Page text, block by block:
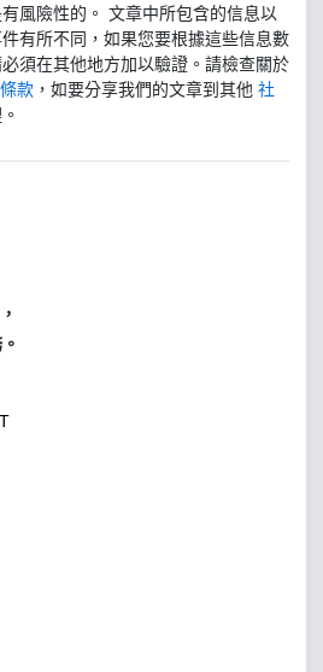
風險性的。 文章中所包含的信息以
有所不同，如果您要根據這些信息數
須在其他地方加以驗證。請檢查關於
款 ，如要分享我們的文章到其他 社